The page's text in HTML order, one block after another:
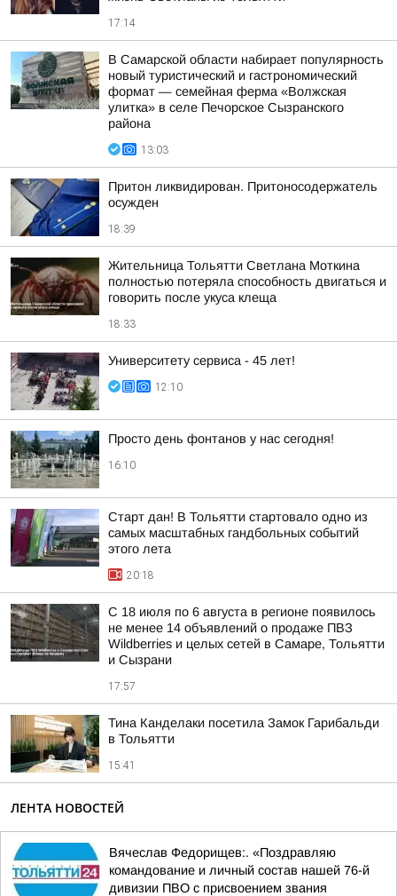
17:14
В Самарской области набирает популярность
новый туристический и гастрономический
формат — семейная ферма «Волжская
улитка» в селе Печорское Сызранского
района
13:03
Притон ликвидирован. Притоносодержатель
осужден
18:39
Жительница Тольятти Светлана Моткина
полностью потеряла способность двигаться и
говорить после укуса клеща
18:33
Университету сервиса - 45 лет!
12:10
Просто день фонтанов у нас сегодня!
16:10
Старт дан! В Тольятти стартовало одно из
самых масштабных гандбольных событий
этого лета
20:18
С 18 июля по 6 августа в регионе появилось
не менее 14 объявлений о продаже ПВЗ
Wildberries и целых сетей в Самаре, Тольятти
и Сызрани
17:57
Тина Канделаки посетила Замок Гарибальди
в Тольятти
15:41
ЛЕНТА НОВОСТЕЙ
Вячеслав Федорищев:. «Поздравляю
командование и личный состав нашей 76-й
дивизии ПВО с присвоением звания